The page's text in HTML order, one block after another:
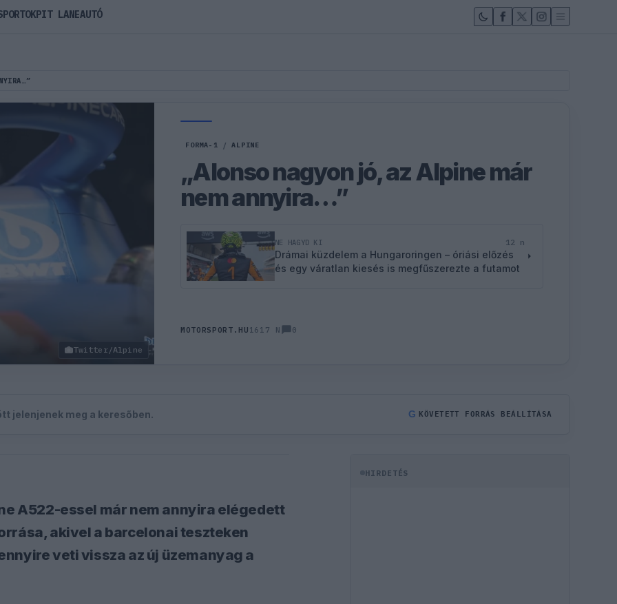
Twitter/Alpine
FORMA-1 / ALPINE
„Alonso nagyon jó, az Alpine már
nem annyira…”
NE HAGYD KI 12 n
Drámai küzdelem a Hungaroringen – óriási előzés
és egy váratlan kiesés is megfűszerezte a futamot
MOTORSPORT.HU 1617 N 0
jelenjenek meg a keresőben. G KÖVETETT FORRÁS BEÁLLÍTÁSA
A522-essel már nem annyira elégedett
akivel a barcelonai teszteken
veti vissza az új üzemanyag a
HIRDETÉS
PIT LANEAUTÓ